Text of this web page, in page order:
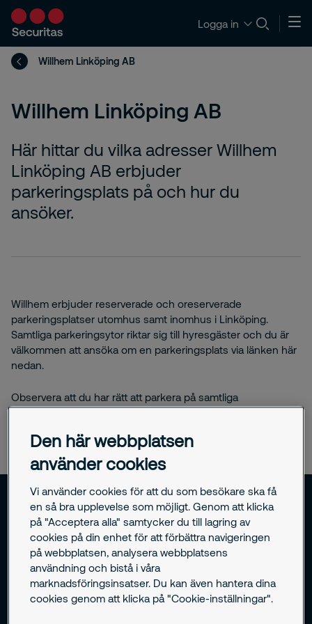
Logga in
Willhem Linköping AB
Willhem Linköping AB
Här hittar du vilka adresser Willhem
Linköping AB erbjuder
parkeringsplats på och hur du
ansöker.
Willhem erbjuder reserverade och oreserverade
parkeringsplatser utomhus samt inomhus i Linköping.
Samtliga parkeringsytor riktar sig till hyresgäster och du är
välkommen att ansöka om en parkeringsplats via länken här
nedan.
Observera att du har rätt att parkera på samtliga
utomhusparkeringar när du tecknar ett månadstillstånd på
Sörgårdsgatan - Utomhusparkering
Här kan du som hyresgäst ansöka om en
oreserverad parkeringsplats på Sörgårdsgatan 1-
Den här webbplatsen
använder cookies
Vi använder cookies för att du som besökare ska få
en så bra upplevelse som möjligt. Genom att klicka
på "Acceptera alla" samtycker du till lagring av
cookies på din enhet för att förbättra navigeringen
på webbplatsen, analysera webbplatsens
användning och bistå i våra
marknadsföringsinsatser. Du kan även hantera dina
cookies genom att klicka på "Cookie-inställningar".